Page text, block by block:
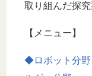
取り組んだ探
【メニュー】
◆ロボット分野